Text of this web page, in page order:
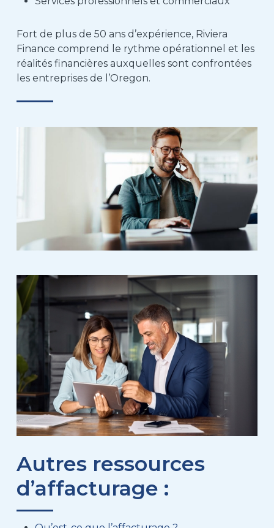
Fort de plus de 50 ans d’expérience, Riviera
Finance comprend le rythme opérationnel et les
réalités financières auxquelles sont confrontées
les entreprises de l’Oregon.
Autres ressources
d’affacturage :